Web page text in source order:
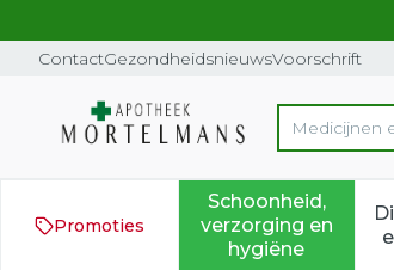
ContactGezondheidsnieuwsVoorschrift
Product,
Promoties
Schoonheid,
verzorging en
hygiëne
Toon